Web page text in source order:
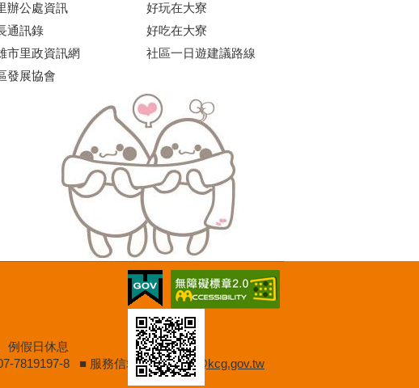
辦公處資訊
通訊錄
市里政資訊網
發展協會
好玩在大寮
好吃在大寮
社區一日遊建議路線
例假日休息
7819197-8 ■ 服務信箱：d102830@kcg.gov.tw